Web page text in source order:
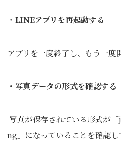
・LINEアプリを再起動する
アプリを一度終了し、もう一度
・写真データの形式を確認する
写真が保存されている形式が
ng」になっていることを確認